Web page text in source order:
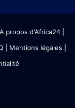
A propos d'Africa24|
| Mentions légales